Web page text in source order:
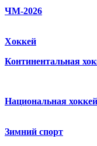
ЧМ-2026
Хоккей
Континентальная
Национальная
Зимний спорт